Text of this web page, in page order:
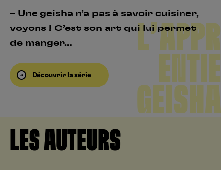
– Une geisha n’a pas à savoir cuisiner,
voyons ! C’est son art qui lui permet
de manger…
Découvrir la série
L’APPR
ENTIE
GEISHA
LES AUTEURS